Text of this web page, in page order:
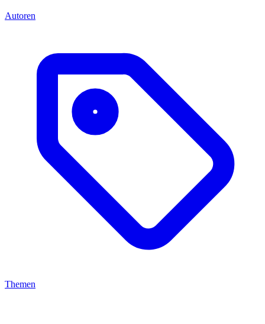
Autoren
Themen